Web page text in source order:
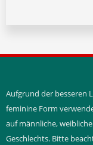
Aufgrund der besseren
feminine Form
auf männliche,
Geschlechts. Bitte